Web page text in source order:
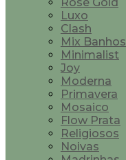
Luxo
Clash
Mix Banhos
Minimalist
Joy
Moderna
Primavera
Mosaico
Flow Prata
Religiosos
Noivas